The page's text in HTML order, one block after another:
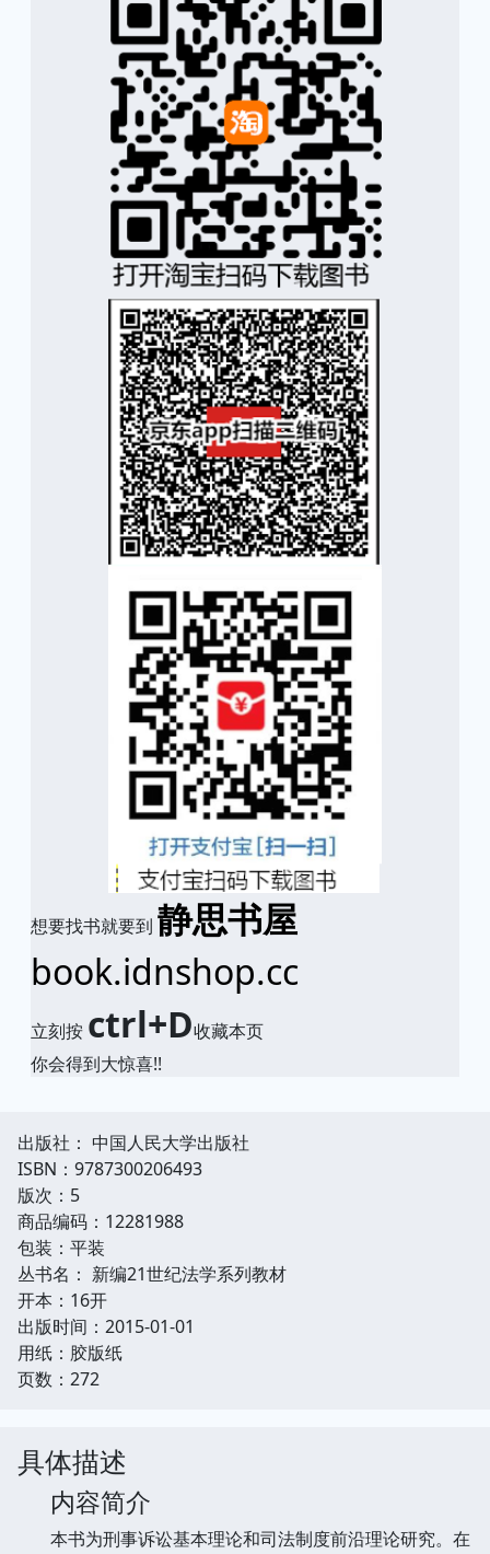
想要找书就要到 静思书屋
book.idnshop.cc
立刻按 ctrl+D收藏本页
你会得到大惊喜!!
出版社： 中国人民大学出版社
ISBN：9787300206493
版次：5
商品编码：12281988
包装：平装
丛书名： 新编21世纪法学系列教材
开本：16开
出版时间：2015-01-01
用纸：胶版纸
页数：272
具体描述
内容简介
本书为刑事诉讼基本理论和司法制度前沿理论研究。在